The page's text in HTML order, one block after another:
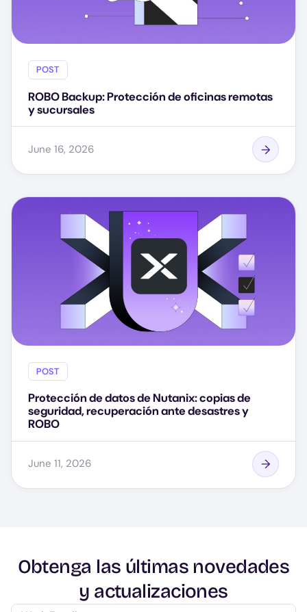
POST
ROBO Backup: Protección de oficinas remotas
y sucursales
June 16, 2026
POST
Protección de datos de Nutanix: copias de
seguridad, recuperación ante desastres y
ROBO
June 11, 2026
Obtenga las últimas novedades
y actualizaciones